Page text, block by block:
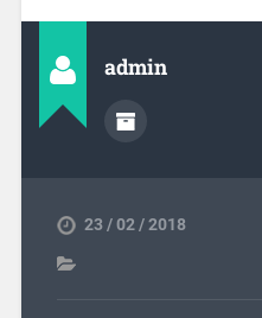
admin
23 / 02 / 2018